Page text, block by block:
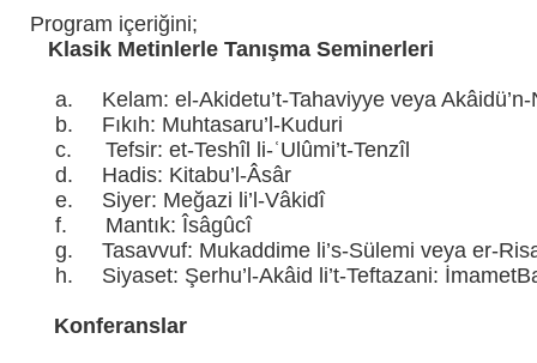
Program içeriğini;
Klasik Metinlerle Tanışma Seminerleri
a.
Kelam: el-Akidetu’t-Tahaviyye veya
b.
Fıkıh: Muhtasaru’l-Kuduri
c.
Tefsir: et-Teshîl li-ʿUlûmi’t-Tenzîl
d.
Hadis: Kitabu’l-Âsâr
e.
Siyer: Meğazi li’l-Vâkidî
f.
Mantık: Îsâgûcî
g.
Tasavvuf: Mukaddime li’s-Sülemi veya er-
h.
Siyaset: Şerhu’l-Akâid li’t-Teftazani:
Konferanslar